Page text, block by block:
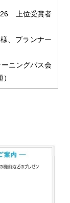
上位受賞者
、プランナー
ニングパス会